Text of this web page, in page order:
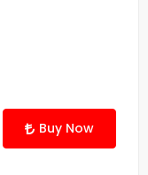
Buy Now